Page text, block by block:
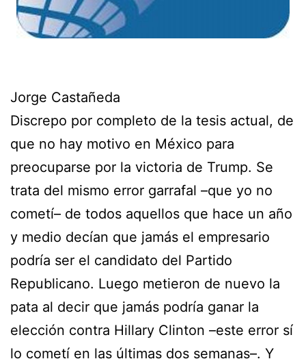
Jorge Castañeda
Discrepo por completo de la tesis actual, de
que no hay motivo en México para
preocuparse por la victoria de Trump. Se
trata del mismo error garrafal –que yo no
cometí– de todos aquellos que hace un año
y medio decían que jamás el empresario
podría ser el candidato del Partido
Republicano. Luego metieron de nuevo la
pata al decir que jamás podría ganar la
elección contra Hillary Clinton –este error sí
lo cometí en las últimas dos semanas–. Y